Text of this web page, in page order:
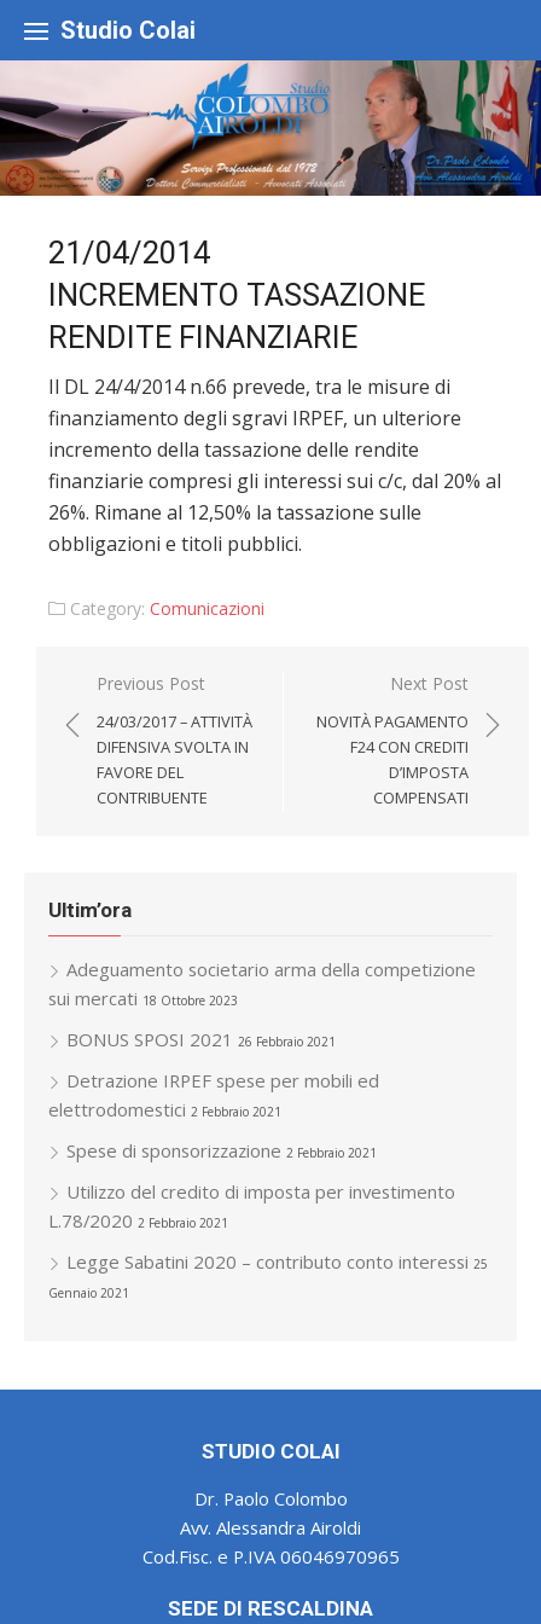
content
Studio Colai
21/04/2014
INCREMENTO TASSAZIONE
RENDITE FINANZIARIE
Il DL 24/4/2014 n.66 prevede, tra le misure di
finanziamento degli sgravi IRPEF, un ulteriore
incremento della tassazione delle rendite
finanziarie compresi gli interessi sui c/c, dal 20% al
26%. Rimane al 12,50% la tassazione sulle
obbligazioni e titoli pubblici.
Category: Comunicazioni
Navigazione
articoli
Previous Post
24/03/2017 – ATTIVITÀ
DIFENSIVA SVOLTA IN
FAVORE DEL
CONTRIBUENTE
Next Post
NOVITÀ PAGAMENTO
F24 CON CREDITI
D’IMPOSTA
COMPENSATI
Ultim’ora
Adeguamento societario arma della competizione
sui mercati 18 Ottobre 2023
BONUS SPOSI 2021 26 Febbraio 2021
Detrazione IRPEF spese per mobili ed
elettrodomestici 2 Febbraio 2021
Spese di sponsorizzazione 2 Febbraio 2021
Utilizzo del credito di imposta per investimento
L.78/2020 2 Febbraio 2021
Legge Sabatini 2020 – contributo conto interessi 25
Gennaio 2021
STUDIO COLAI
Dr. Paolo Colombo
Avv. Alessandra Airoldi
Cod.Fisc. e P.IVA 06046970965
SEDE DI RESCALDINA